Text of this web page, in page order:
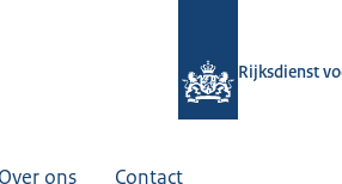
Rijksdienst
Over ons Contact